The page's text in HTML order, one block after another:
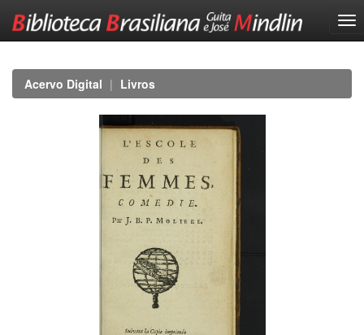
navigationAcervo Digital Livros